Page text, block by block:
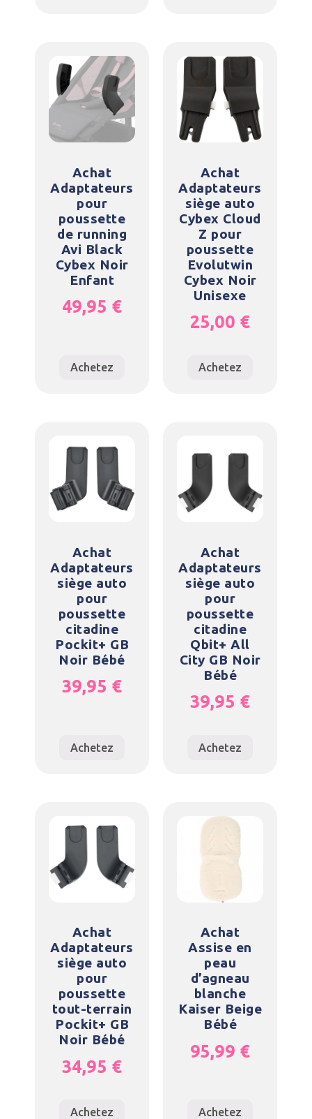
Achat
Adaptateurs
pour
poussette
de running
Avi Black
Cybex Noir
Enfant
49,95 €
Achetez
Achat
Adaptateurs
siège auto
Cybex Cloud
Z pour
poussette
Evolutwin
Cybex Noir
Unisexe
25,00 €
Achetez
Achat
Adaptateurs
siège auto
pour
poussette
citadine
Pockit+ GB
Noir Bébé
39,95 €
Achetez
Achat
Adaptateurs
siège auto
pour
poussette
citadine
Qbit+ All
City GB Noir
Bébé
39,95 €
Achetez
Achat
Adaptateurs
siège auto
pour
poussette
tout-terrain
Pockit+ GB
Noir Bébé
34,95 €
Achetez
Achat
Assise en
peau
d’agneau
blanche
Kaiser Beige
Bébé
95,99 €
Achetez